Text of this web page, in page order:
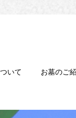
いて お墓のご